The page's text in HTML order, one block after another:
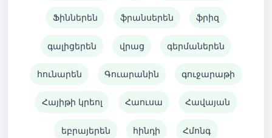
Ֆիններեն ֆրանսերեն ֆրիզ
գալիցերեն վրաց գերմաներեն
հունարեն Գուարանին գուջարաթի
Հայիթի կրեոլ Հաուսա Հավայան
եբրայերեն հինդի Հմոնգ